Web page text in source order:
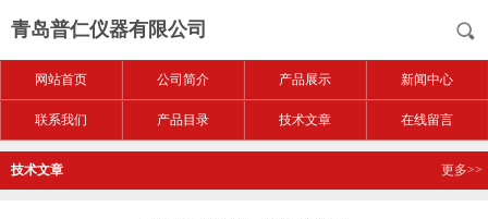
青岛普仁仪器有限公司
网站首页 公司简介 产品展示 新闻中心
联系我们 产品目录 技术文章 在线留言
技术文章 更多>>